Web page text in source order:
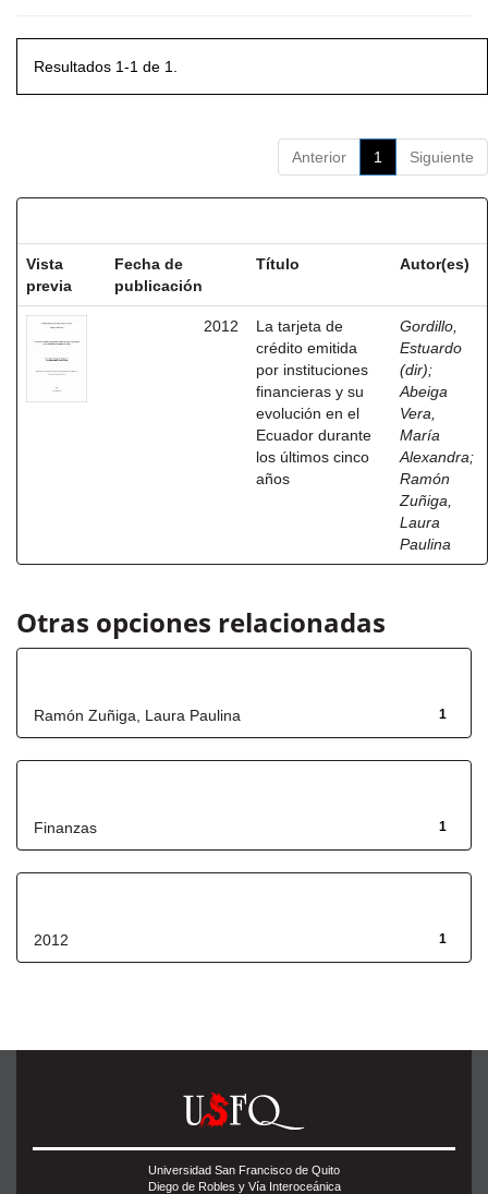
Resultados 1-1 de 1.
Anterior 1 Siguiente
Vista
previa
Fecha de
publicación
Título Autor(es)
2012
La tarjeta de
crédito emitida
por instituciones
financieras y su
evolución en el
Ecuador durante
los últimos cinco
años
Gordillo,
Estuardo
(dir);
Abeiga
Vera,
María
Alexandra;
Ramón
Zuñiga,
Laura
Paulina
Otras opciones relacionadas
1
Ramón Zuñiga, Laura Paulina
1
Finanzas
1
2012
Universidad San Francisco de Quito
Diego de Robles y Vía Interoceánica